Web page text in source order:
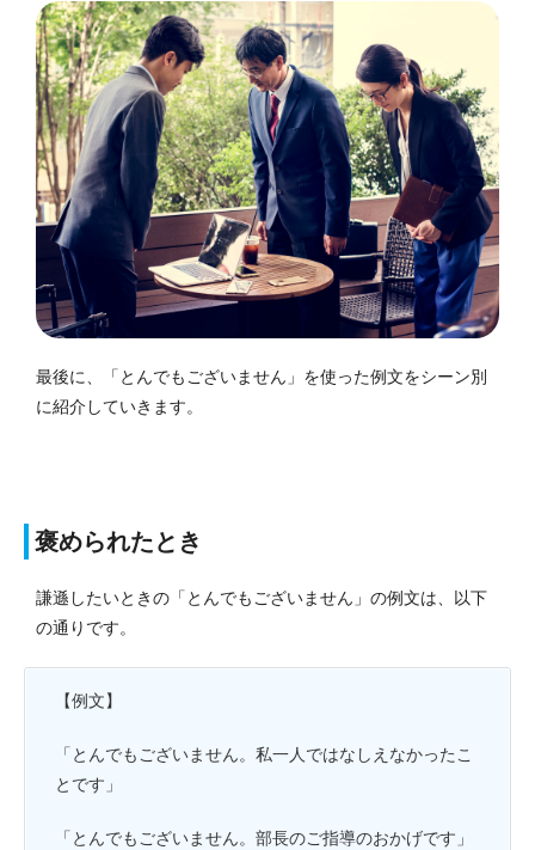
最後に、「とんでもございません」を使った例文をシーン別
に紹介していきます。
褒められたとき
謙遜したいときの「とんでもございません」の例文は、以下
の通りです。
【例文】
「とんでもございません。私一人ではなしえなかったこ
とです」
「とんでもございません。部長のご指導のおかげです」